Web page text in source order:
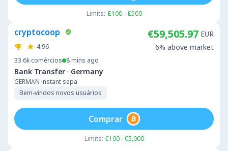
Limits: £100 - £500
cryptocoop
4.96
33.6k comércios 8 mins ago
Bank Transfer · Germany
GERMAN instant sepa
Bem-vindos novos usuários
€59,505.97 EUR
6% above market
Limits: €100 - €5,000
Comprar